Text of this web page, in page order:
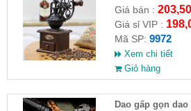
Giá bán :
Giá sỉ VIP :
Mã SP: 9972
Xem chi tiết
Giỏ hàng
Dao gấp gọn